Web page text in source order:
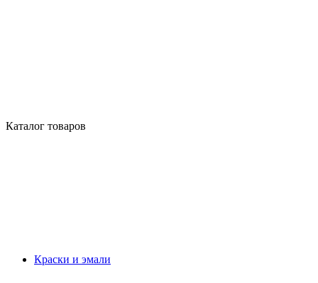
Каталог товаров
Краски и эмали